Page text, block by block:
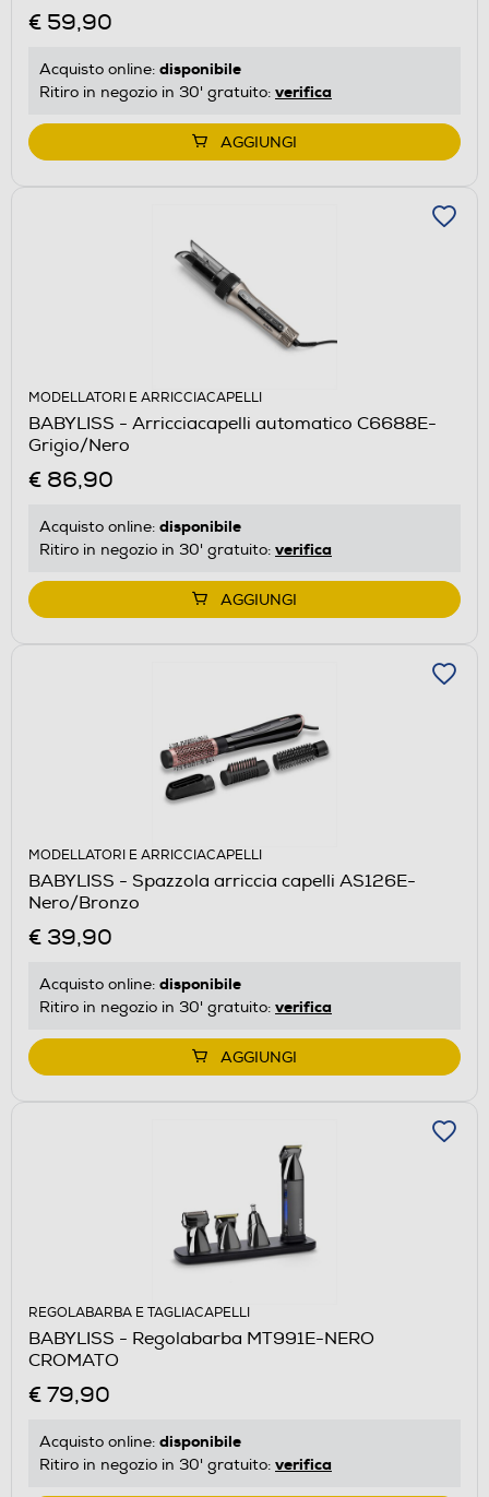
€ 59,90
Acquisto online: disponibile
Ritiro in negozio in 30' gratuito: verifica
AGGIUNGI
MODELLATORI E ARRICCIACAPELLI
BABYLISS - Arricciacapelli automatico C6688E-
Grigio/Nero
€ 86,90
Acquisto online: disponibile
Ritiro in negozio in 30' gratuito: verifica
AGGIUNGI
MODELLATORI E ARRICCIACAPELLI
BABYLISS - Spazzola arriccia capelli AS126E-
Nero/Bronzo
€ 39,90
Acquisto online: disponibile
Ritiro in negozio in 30' gratuito: verifica
AGGIUNGI
REGOLABARBA E TAGLIACAPELLI
BABYLISS - Regolabarba MT991E-NERO
CROMATO
€ 79,90
Acquisto online: disponibile
Ritiro in negozio in 30' gratuito: verifica